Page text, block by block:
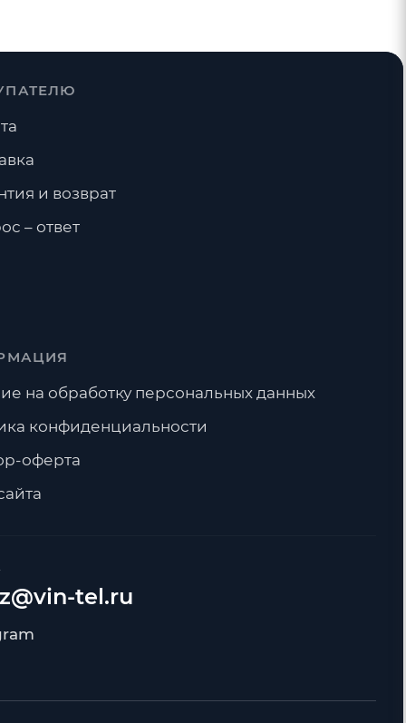
tel.ru
и возврат
– ответ
на обработку персональных данных
конфиденциальности
оферта